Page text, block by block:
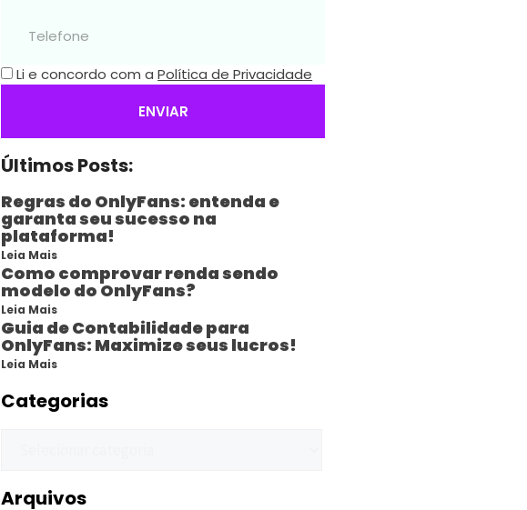
Li e concordo com aPolítica de Privacidade
ENVIAR
Últimos Posts:
Regras do OnlyFans: entenda e
garanta seu sucesso na
plataforma!
Leia Mais
Como comprovar renda sendo
modelo do OnlyFans?
Leia Mais
Guia de Contabilidade para
OnlyFans: Maximize seus lucros!
Leia Mais
Categorias
Arquivos